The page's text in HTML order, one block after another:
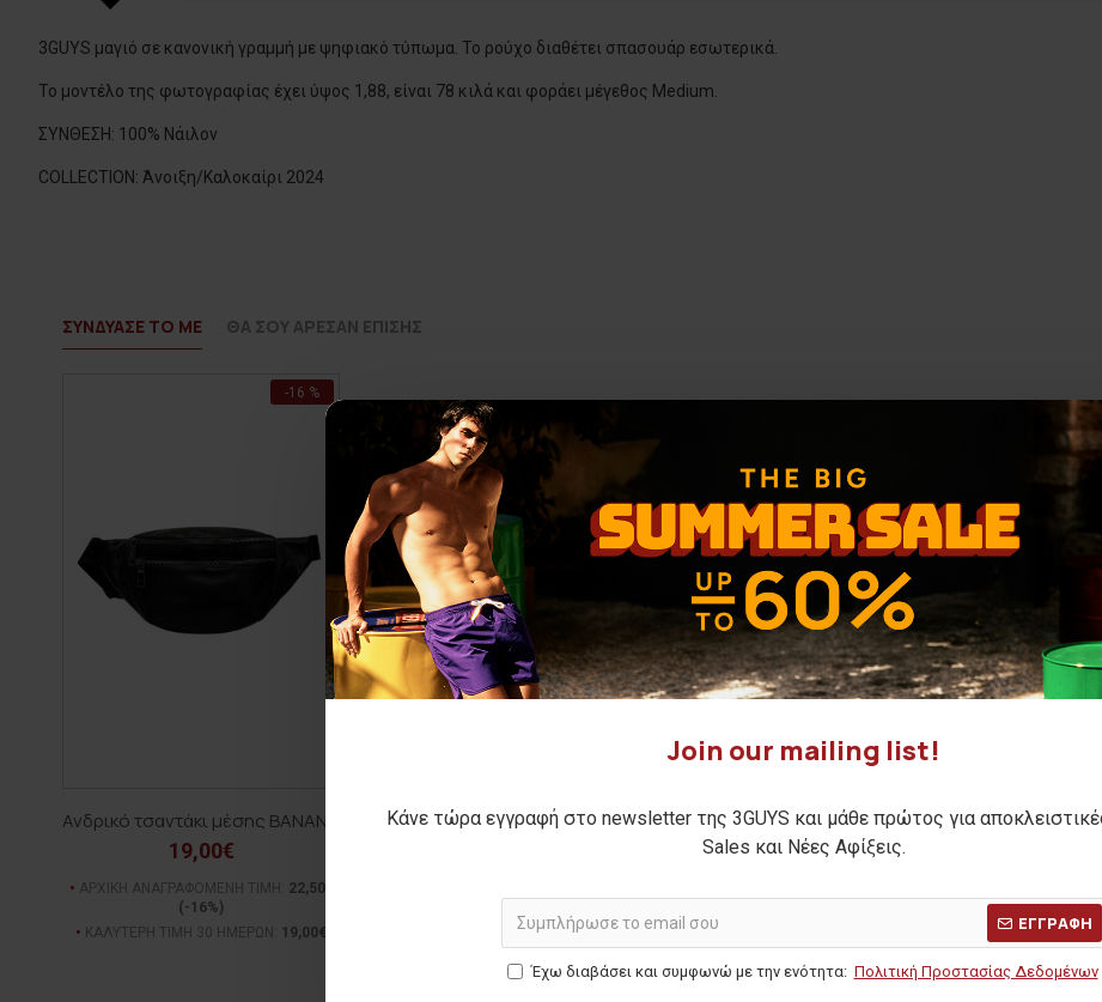
Join our mailing list!
Κάνε τώρα εγγραφή στο newsletter της 3GUYS και μάθε πρώτος για
Sales και Νέες Αφίξεις.
ΕΓΓΡΑΦΗ
Έχω διαβάσει και συμφωνώ με την ενότητα: Πολιτική Προστασίας Δεδομένων
3GUYS μαγιό σε κανονική γραμμή με ψηφιακό τύπωμα. Το ρούχο διαθέτει σπασουάρ εσωτερικά.
Το μοντέλο της φωτογραφίας έχει ύψος 1,88, είναι 78 κιλά και φοράει μέγεθος Medium.
ΣΥΝΘΕΣΗ: 100% Νάιλον
COLLECTION: Άνοιξη/Καλοκαίρι 2024
ΣΥΝΔΥΑΣΕ ΤΟ ΜΕ ΘΑ ΣΟΥ ΑΡΕΣΑΝ ΕΠΙΣΗΣ
-16 %
Ανδρικό τσαντάκι μέσης BANANA
19,00€
ΑΡΧΙΚΗ ΑΝΑΓΡΑΦΟΜΕΝΗ ΤΙΜΗ:
22,50€
(-16%)
ΚΑΛΥΤΕΡΗ ΤΙΜΗ 30 ΗΜΕΡΩΝ:
19,00€